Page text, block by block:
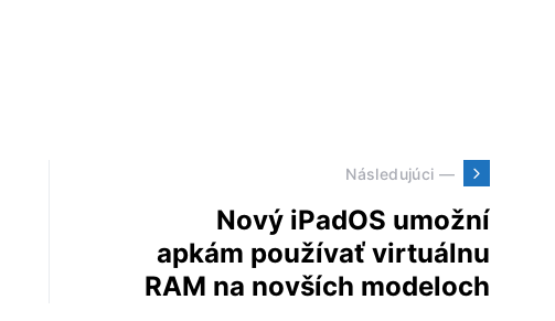
Následujúci —
Nový iPadOS umožní
apkám používať virtuálnu
RAM na novších modeloch